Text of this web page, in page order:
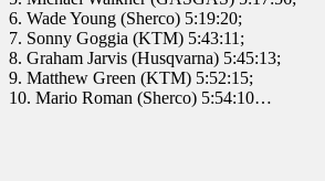
6. Wade Young (Sherco) 5:19:20;
7. Sonny Goggia (KTM) 5:43:11;
8. Graham Jarvis (Husqvarna) 5:45:13;
9. Matthew Green (KTM) 5:52:15;
10. Mario Roman (Sherco) 5:54:10…